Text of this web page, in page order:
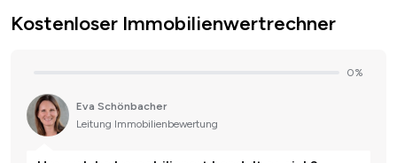
Kostenloser Immobilienwertrechner